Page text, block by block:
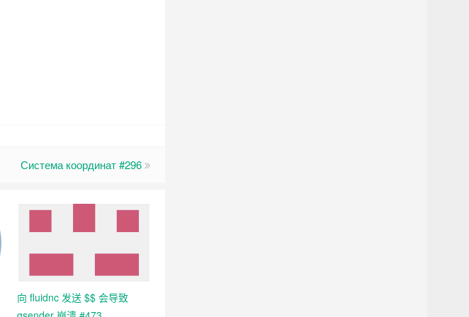
Система координат #296
向 fluidnc 发送 $$ 会导致